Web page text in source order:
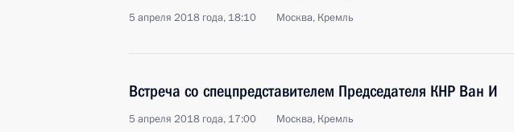
5 апреля 2018 года, 18:10 Москва, Кремль
Встреча со спецпредставителем Председателя КНР Ван И
5 апреля 2018 года, 17:00 Москва, Кремль